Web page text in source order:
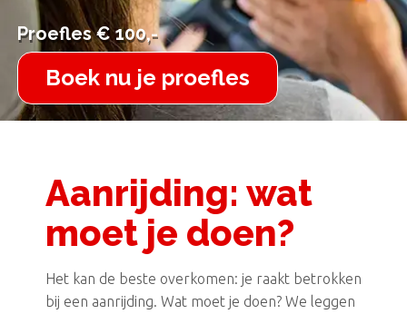
Proefles € 100,-
Proefles € 100,-
Boek nu je proefles
Aanrijding: wat
moet je doen?
Het kan de beste overkomen: je raakt betrokken
bij een aanrijding. Wat moet je doen? We leggen